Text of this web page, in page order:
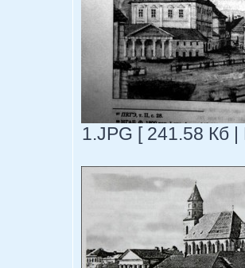
1.JPG [ 241.58 Кб